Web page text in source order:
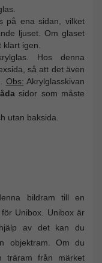
på ena sidan, vilket
ljuset. Om glaset
igen.
Hos denna
så att det även
Obs: Akrylglasskivan
sidor som måste
utan baksida.
bildram till en
Unibox. Unibox är
av det kan du
objektram. Om du
träram från märket